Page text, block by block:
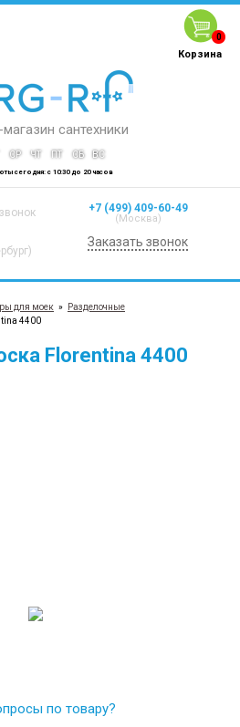
сантехники
+7 (499) 409-60-49
(Москва)
Заказать звонок
СР ЧТ ПТ СБ ВС
сегодня: с 10:30 до 20 часов
0
Корзина
для моек »
Разделочные
4400
Florentina 4400
по товару?